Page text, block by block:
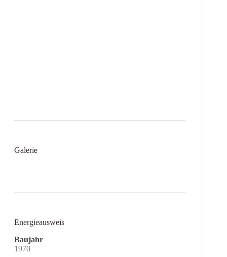
Galerie
Energieausweis
Baujahr
1970